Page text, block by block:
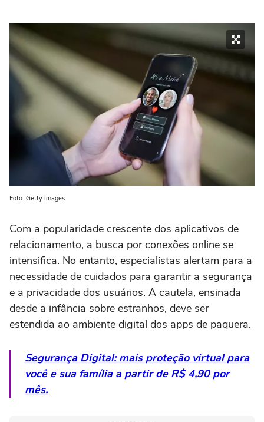
Foto: Getty images
Com a popularidade crescente dos aplicativos de
relacionamento, a busca por conexões online se
intensifica. No entanto, especialistas alertam para a
necessidade de cuidados para garantir a segurança
e a privacidade dos usuários. A cautela, ensinada
desde a infância sobre estranhos, deve ser
estendida ao ambiente digital dos apps de paquera.
Segurança Digital: mais proteção virtual para
você e sua família a partir de R$ 4,90 por
mês.